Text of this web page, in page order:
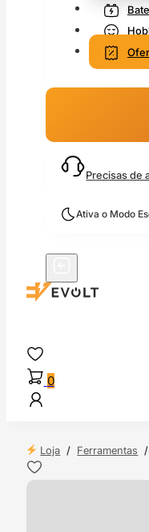
Precisas de
Ativa o Modo
0
Loja / Ferramentas /